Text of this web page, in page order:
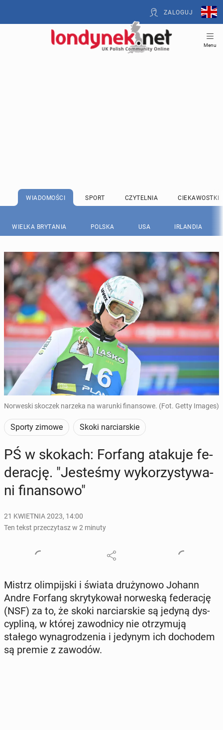
ZALOGUJ
Menu
WIADOMOŚCI SPORT CZYTELNIA CIEKAWOSTKI
WIELKA BRYTANIA POLSKA USA IRLANDIA
Norweski skoczek narzeka na warunki finansowe. (Fot. Getty Images)
Sporty zimowe Skoki narciarskie
PŚ w skokach: Forfang atakuje fe­
de­ra­cję. "Je­ste­śmy wy­ko­rzy­sty­wa­
ni fi­nan­so­wo"
21 KWIETNIA 2023, 14:00
Ten tekst przeczytasz w 2 minuty
Mistrz olim­pij­ski i świata dru­ży­no­wo Johann
Andre Forfang skry­ty­ko­wał nor­we­ską fe­de­ra­cję
(NSF) za to, że skoki nar­ciar­skie są jedyną dys­
cy­pli­ną, w której za­wod­ni­cy nie otrzy­mu­ją
stałego wy­na­gro­dze­nia i jedynym ich do­cho­dem
są premie z zawodów.